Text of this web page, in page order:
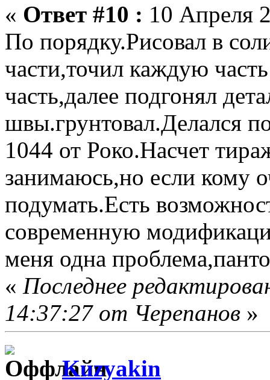
« Ответ #10 : 10 Апреля
По порядку.Рисовал в
части,точил каждую
часть,далее подгонял
швы.грунтовал.Делался
1044 от Роко.Насчет
занимаюсь,но если кому
подумать.Есть
современную
меня одна
« Последнее
14:37:27 от Черепанов »
Kuzyakin